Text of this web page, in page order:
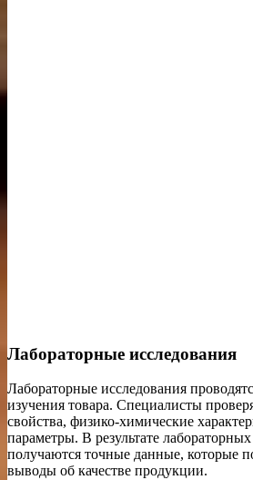
Лабораторные исследования
Лабораторные исследования
изучения товара. Специалисты
свойства, физико-химические
параметры. В результате
получаются точные данные, которые
выводы об качестве продукции.